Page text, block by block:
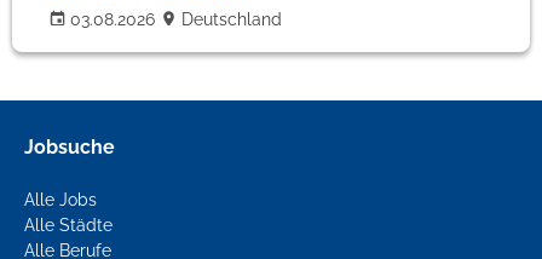
03.08.2026
Deutschland
Jobsuche
Alle Jobs
Alle Städte
Alle Berufe